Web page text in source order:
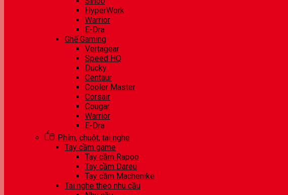
HyperWork
Warrior
E-Dra
Ghế Gaming
Vertagear
Speed HQ
Ducky
Centaur
Cooler Master
Corsair
Cougar
Warrior
E-Dra
Phím, chuột, tai nghe
Tay cầm game
Tay cầm Rapoo
Tay cầm Dareu
Tay cầm Machenike
Tai nghe theo nhu cầu